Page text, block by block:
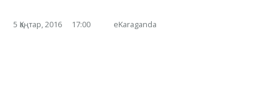
5 Қаңтар, 2016 17:00 eKaraganda